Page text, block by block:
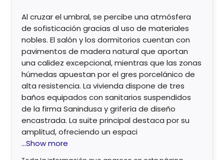
Al cruzar el umbral, se percibe una atmósfera
de sofisticación gracias al uso de materiales
nobles. El salón y los dormitorios cuentan con
pavimentos de madera natural que aportan
una calidez excepcional, mientras que las zonas
húmedas apuestan por el gres porcelánico de
alta resistencia. La vivienda dispone de tres
baños equipados con sanitarios suspendidos
de la firma Sanindusa y grifería de diseño
encastrada. La suite principal destaca por su
amplitud, ofreciendo un espaci
...Show more